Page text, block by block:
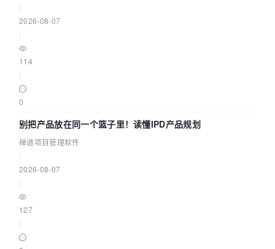
2026-08-07
114
0
别把产品放在同一个篮子里！读懂IPD产品规划
禅道项目管理软件
2026-08-07
127